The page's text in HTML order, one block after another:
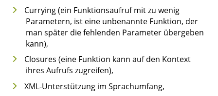
Currying (ein Funktionsaufruf mit zu wenig
Parametern, ist eine unbenannte Funktion, der
man später die fehlenden Parameter übergeben
kann),
Closures (eine Funktion kann auf den Kontext
ihres Aufrufs zugreifen),
XML-Unterstützung im Sprachumfang,